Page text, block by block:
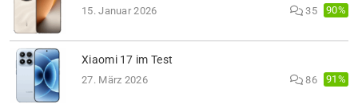
15. Januar 2026 35 90%
Xiaomi 17 im Test
27. März 2026 86 91%